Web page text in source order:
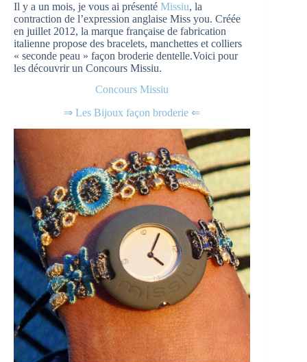
Il y a un mois, je vous ai présenté Missiu, la
contraction de l’expression anglaise Miss you. Créée
en juillet 2012, la marque française de fabrication
italienne propose des bracelets, manchettes et colliers
« seconde peau » façon broderie dentelle.Voici pour
les découvrir un Concours Missiu.
Concours Missiu
⇒ Les Bijoux façon broderie ⇐